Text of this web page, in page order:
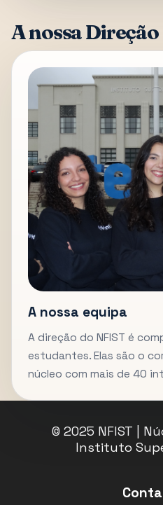
A nossa Direção
A nossa equipa
A direção do NFIST é
estudantes. Elas são o
núcleo com mais de 40
© 2025 NFIST |
Instituto